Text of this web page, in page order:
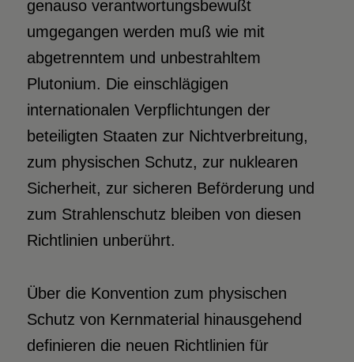
genauso verantwortungsbewußt
umgegangen werden muß wie mit
abgetrenntem und unbestrahltem
Plutonium. Die einschlägigen
internationalen Verpflichtungen der
beteiligten Staaten zur Nichtverbreitung,
zum physischen Schutz, zur nuklearen
Sicherheit, zur sicheren Beförderung und
zum Strahlenschutz bleiben von diesen
Richtlinien unberührt.
Über die Konvention zum physischen
Schutz von Kernmaterial hinausgehend
definieren die neuen Richtlinien für